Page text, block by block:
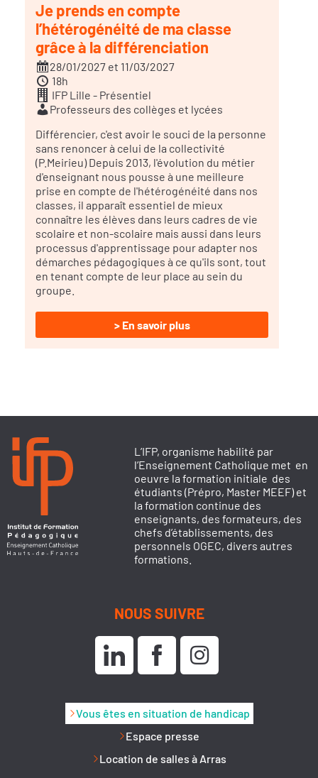
Je prends en compte
l’hétérogénéité de ma classe
grâce à la différenciation
28/01/2027 et 11/03/2027
18h
IFP Lille - Présentiel
Professeurs des collèges et lycées
Différencier, c'est avoir le souci de la personne
sans renoncer à celui de la collectivité
(P.Meirieu) Depuis 2013, l'évolution du métier
d'enseignant nous pousse à une meilleure
prise en compte de l'hétérogénéité dans nos
classes, il apparaît essentiel de mieux
connaître les élèves dans leurs cadres de vie
scolaire et non-scolaire mais aussi dans leurs
processus d'apprentissage pour adapter nos
démarches pédagogiques à ce qu'ils sont, tout
en tenant compte de leur place au sein du
groupe.
> En savoir plus
L’IFP, organisme habilité par
l’Enseignement Catholique met en
oeuvre la formation initiale des
étudiants (Prépro, Master MEEF) et
la formation continue des
enseignants, des formateurs, des
chefs d’établissements, des
personnels OGEC, divers autres
formations.
NOUS SUIVRE
Vous êtes en situation de handicap
Espace presse
Location de salles à Arras